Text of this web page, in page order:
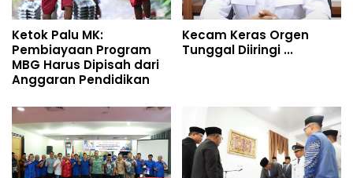
Ketok Palu MK:
Pembiayaan Program
MBG Harus Dipisah dari
Anggaran Pendidikan
Kecam Keras Orgen
Tunggal Diiringi ...